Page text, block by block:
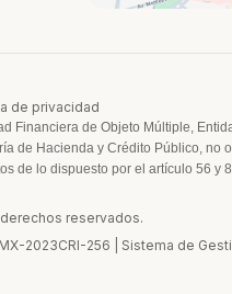
de privacidad
Financiera de Objeto Múltiple,
de Hacienda y Crédito Público, no
de lo dispuesto por el artículo 56 y
reservados.
2023CRI-256 | Sistema de